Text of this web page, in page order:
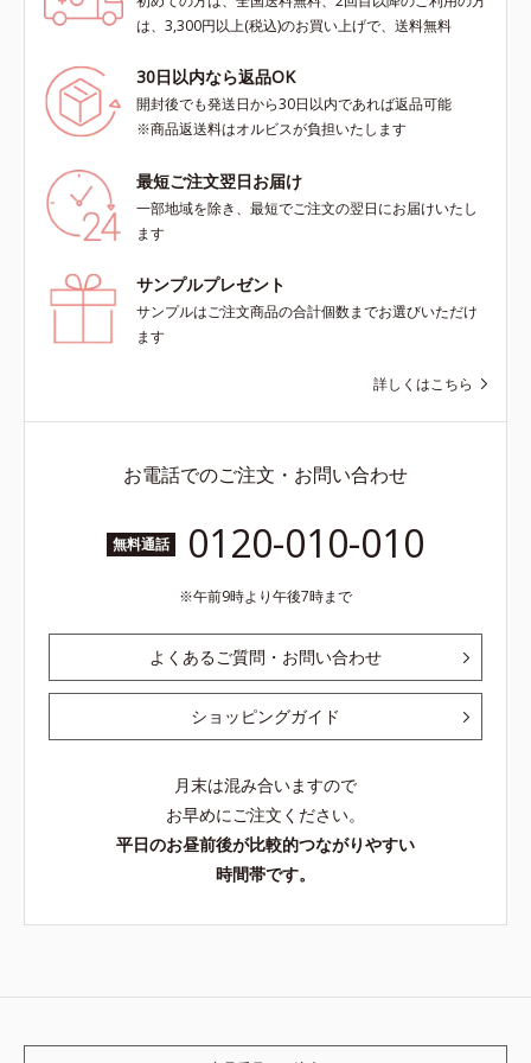
は、3,300円以上(税込)のお買い上げで、送料無料
30日以内なら返品OK
開封後でも発送日から30日以内であれば返品可能
※商品返送料はオルビスが負担いたします
最短ご注文翌日お届け
一部地域を除き、最短でご注文の翌日にお届けいたし
ます
サンプルプレゼント
サンプルはご注文商品の合計個数までお選びいただけ
ます
詳しくはこちら
お電話でのご注文・お問い合わせ
無料通話 0120-010-010
午前9時より午後7時まで
よくあるご質問・お問い合わせ
ショッピングガイド
月末は混み合いますので
お早めにご注文ください。
平日のお昼前後が比較的つながりやすい
時間帯です。